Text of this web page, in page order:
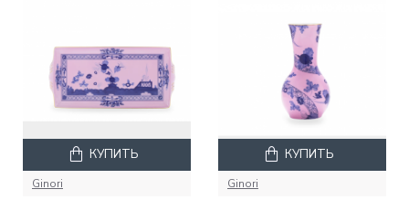
Ginori
КУПИТЬ
Ginori
КУПИТЬ